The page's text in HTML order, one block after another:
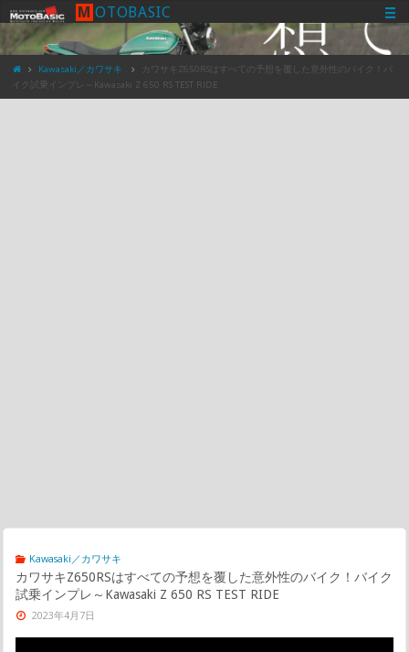
M OTOBASIC
Kawasaki／カワサキ
カワサキZ650RSはすべての予想を覆した意外性のバイク！バ
イク試乗インプレ～Kawasaki Z 650 RS TEST RIDE
Kawasaki／カワサキ
カワサキZ650RSはすべての予想を覆した意外性のバイク！バイク
試乗インプレ～Kawasaki Z 650 RS TEST RIDE
2023年4月7日